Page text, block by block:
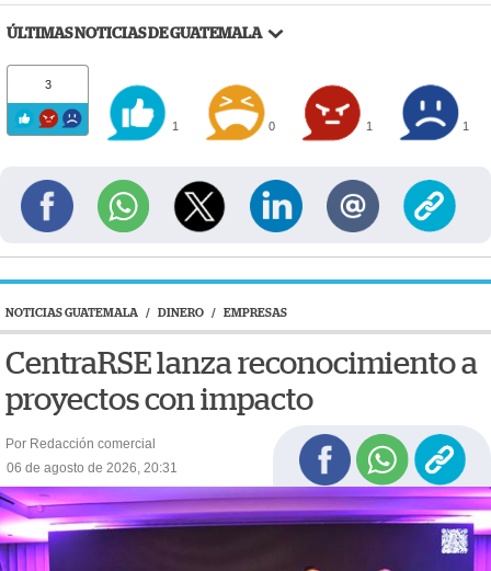
ÚLTIMAS NOTICIAS DE GUATEMALA
3
1 0 1 1
NOTICIAS GUATEMALA / DINERO / EMPRESAS
CentraRSE lanza reconocimiento a
proyectos con impacto
Por Redacción comercial
06 de agosto de 2026, 20:31